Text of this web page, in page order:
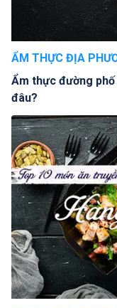
ẨM THỰC ĐỊA
Ẩm thực đường phố
đâu?